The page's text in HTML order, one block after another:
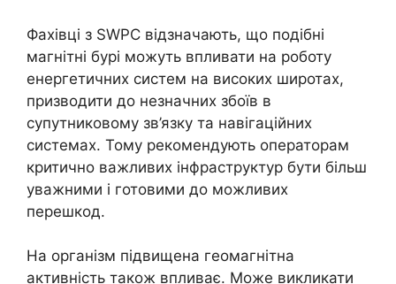
Фахівці з SWPC відзначають, що подібні
магнітні бурі можуть впливати на роботу
енергетичних систем на високих широтах,
призводити до незначних збоїв в
супутниковому зв’язку та навігаційних
системах. Тому рекомендують операторам
критично важливих інфраструктур бути більш
уважними і готовими до можливих
перешкод.
На організм підвищена геомагнітна
активність також впливає. Може викликати